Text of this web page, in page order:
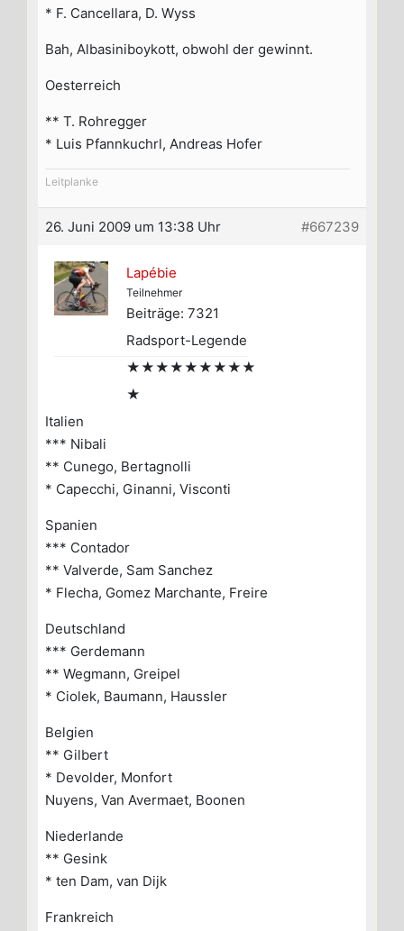
* F. Cancellara, D. Wyss
Bah, Albasiniboykott, obwohl der gewinnt.
Oesterreich
** T. Rohregger
* Luis Pfannkuchrl, Andreas Hofer
Leitplanke
26. Juni 2009 um 13:38 Uhr #667239
Lapébie
Teilnehmer
Beiträge: 7321
Radsport-Legende
★★★★★★★★★
★
Italien
*** Nibali
** Cunego, Bertagnolli
* Capecchi, Ginanni, Visconti
Spanien
*** Contador
** Valverde, Sam Sanchez
* Flecha, Gomez Marchante, Freire
Deutschland
*** Gerdemann
** Wegmann, Greipel
* Ciolek, Baumann, Haussler
Belgien
** Gilbert
* Devolder, Monfort
Nuyens, Van Avermaet, Boonen
Niederlande
** Gesink
* ten Dam, van Dijk
Frankreich